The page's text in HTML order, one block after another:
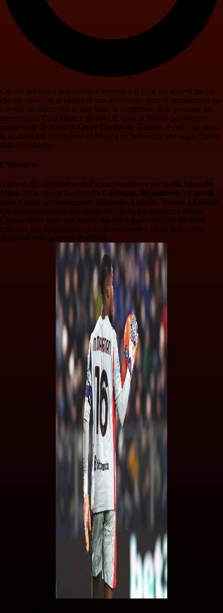
Ciò che sembrava impossibile è avvenuto. E forse ora si avvicina ciò
che era atteso. Se si tratterà di una rivoluzione ricca di cambiamenti sia
a livello societario che in panchina, lo scopriremo nelle prossime ore,
monitorando Casa Milan e gli hotel di lusso di Milano per ottenere
notizie sulle decisioni di Gerry Cardinale. Tuttavia, è certo che dopo
la serata di ieri, ci troviamo di fronte a un fallimento, che segna l'inizio
della rivoluzione.
L'incontro
Il giorno più significativo dell’attuale stagione e per quella futura del
Milan inizia con un incontro tra Cardinale, Ibrahimovic e Calvelli,
cui si è unito successivamente Moncada. I quattro, insieme a Furlani
e Scaroni, hanno poi fatto tappa allo stadio per assistere a Milan-
Cagliari, dove sono stati accolti dai cori e dagli striscioni dei tifosi
milanisti, che hanno chiesto loro di andarsene a causa delle scelte
discutibili della gestione Red Bird.